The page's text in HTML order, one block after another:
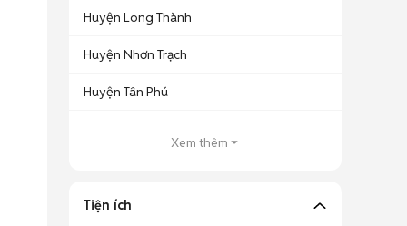
Huyện Long Thành
Huyện Nhơn Trạch
Huyện Tân Phú
Xem thêm
Tiện ích